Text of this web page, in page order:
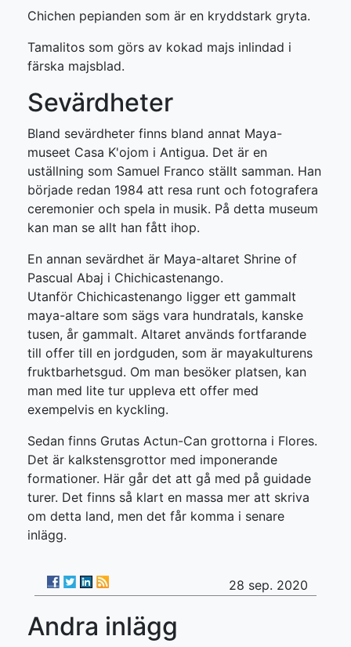
Chichen pepianden som är en kryddstark gryta.
Tamalitos som görs av kokad majs inlindad i
färska majsblad.
Sevärdheter
Bland sevärdheter finns bland annat Maya-
museet Casa K'ojom i Antigua. Det är en
uställning som Samuel Franco ställt samman. Han
började redan 1984 att resa runt och fotografera
ceremonier och spela in musik. På detta museum
kan man se allt han fått ihop.
En annan sevärdhet är Maya-altaret Shrine of
Pascual Abaj i Chichicastenango.
Utanför Chichicastenango ligger ett gammalt
maya-altare som sägs vara hundratals, kanske
tusen, år gammalt. Altaret används fortfarande
till offer till en jordguden, som är mayakulturens
fruktbarhetsgud. Om man besöker platsen, kan
man med lite tur uppleva ett offer med
exempelvis en kyckling.
Sedan finns Grutas Actun-Can grottorna i Flores.
Det är kalkstensgrottor med imponerande
formationer. Här går det att gå med på guidade
turer. Det finns så klart en massa mer att skriva
om detta land, men det får komma i senare
inlägg.
28 sep. 2020
Andra inlägg